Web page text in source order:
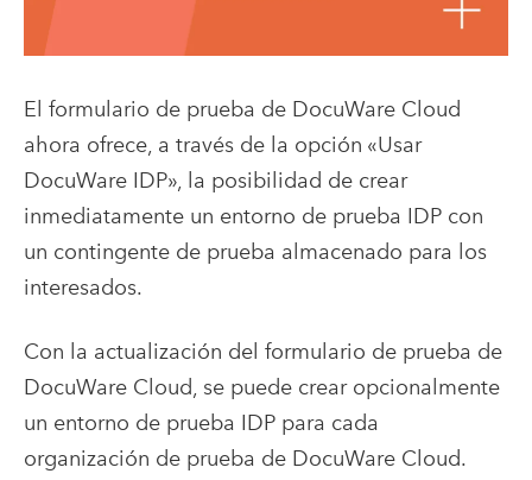
El formulario de prueba de DocuWare Cloud
ahora ofrece, a través de la opción «Usar
DocuWare IDP», la posibilidad de crear
inmediatamente un entorno de prueba IDP con
un contingente de prueba almacenado para los
interesados.
Con la actualización del formulario de prueba de
DocuWare Cloud, se puede crear opcionalmente
un entorno de prueba IDP para cada
organización de prueba de DocuWare Cloud.